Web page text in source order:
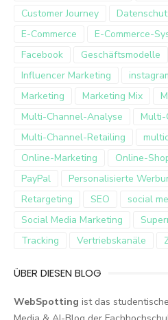
Customer Journey
E-Commerce
E-Commerce-
Facebook
Geschäftsmodelle
Influencer Marketing
Marketing
Marketing Mix
Multi-Channel-Analyse
Multi-Channel-Retailing
Online-Marketing
Online-
PayPal
Personalisierte
Retargeting
SEO
social
Social Media Marketing
Tracking
Vertriebskanäle
ÜBER DIESEN BLOG
WebSpotting ist das